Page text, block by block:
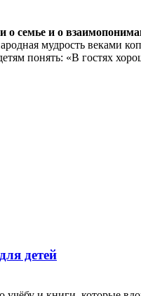
о семье и о
мудрость веками
понять: «В гостях
детей